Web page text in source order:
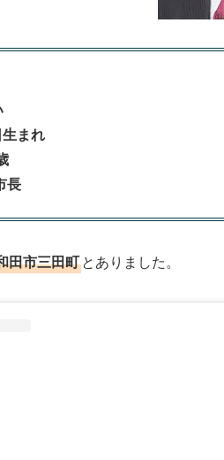
まれ
長
田市三田町とありました。